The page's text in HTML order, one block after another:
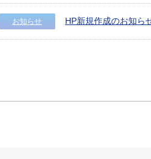
お知らせ HP新規作成のお知ら